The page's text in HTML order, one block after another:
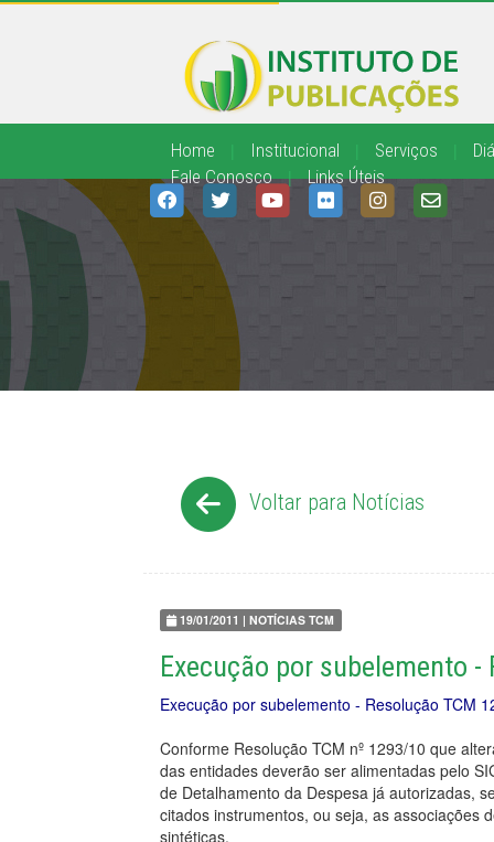
Home Institucional Serviços
Fale Conosco
| Links Úteis
Voltar para Notícias
19/01/2011 | NOTÍCIAS TCM
Execução por subelemento
Execução por subelemento - Resolução TCM
Conforme Resolução TCM nº 1293/10 que
das entidades deverão ser alimentadas pelo
de Detalhamento da Despesa já autorizadas,
citados instrumentos, ou seja, as associações
sintéticas.